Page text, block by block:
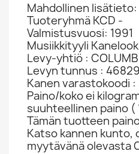
Mahdollinen lisätieto:
Tuoteryhmä KCD -
Valmistusvuosi: 1991
Musiikkityyli
Levy-yhtiö :
Levyn tunnus :
Kanen varastokoodi :
Paino/koko ei
suuhteellinen paino (
Tämän tuotteen
Katso kannen kunto,
myytävänä olevasta